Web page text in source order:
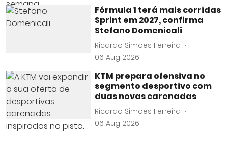
Fórmula 1 terá mais corridas
Sprint em 2027, confirma
Stefano Domenicali
Ricardo Simões Ferreira
06 Aug 2026
KTM prepara ofensiva no
segmento desportivo com
duas novas carenadas
Ricardo Simões Ferreira
06 Aug 2026